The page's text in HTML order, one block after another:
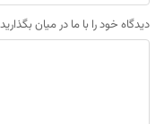
دیدگاه خود را با ما در میان بگذارید